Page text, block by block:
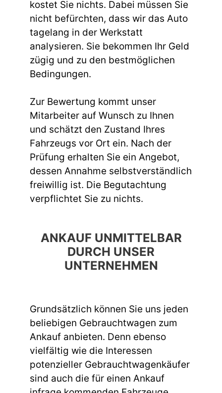
kostet Sie nichts. Dabei müssen Sie
nicht befürchten, dass wir das Auto
tagelang in der Werkstatt
analysieren. Sie bekommen Ihr Geld
zügig und zu den bestmöglichen
Bedingungen.
Zur Bewertung kommt unser
Mitarbeiter auf Wunsch zu Ihnen
und schätzt den Zustand Ihres
Fahrzeugs vor Ort ein. Nach der
Prüfung erhalten Sie ein Angebot,
dessen Annahme selbstverständlich
freiwillig ist. Die Begutachtung
verpflichtet Sie zu nichts.
ANKAUF UNMITTELBAR
DURCH UNSER
UNTERNEHMEN
Grundsätzlich können Sie uns jeden
beliebigen Gebrauchtwagen zum
Ankauf anbieten. Denn ebenso
vielfältig wie die Interessen
potenzieller Gebrauchtwagenkäufer
sind auch die für einen Ankauf